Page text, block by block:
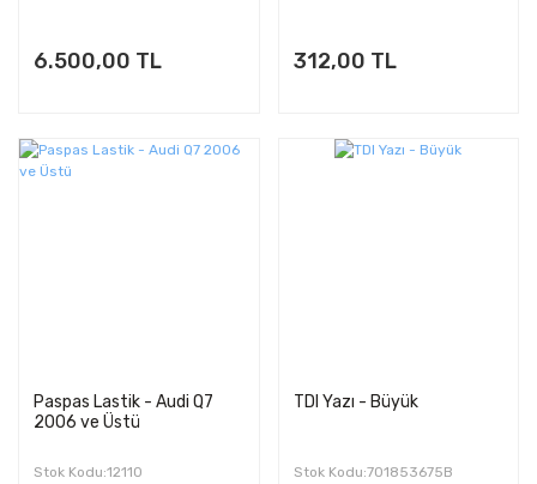
6.500,00 TL 312,00 TL
Paspas Lastik - Audi Q7
2006 ve Üstü
Stok Kodu:12110
TDI Yazı - Büyük
Stok Kodu:701853675B